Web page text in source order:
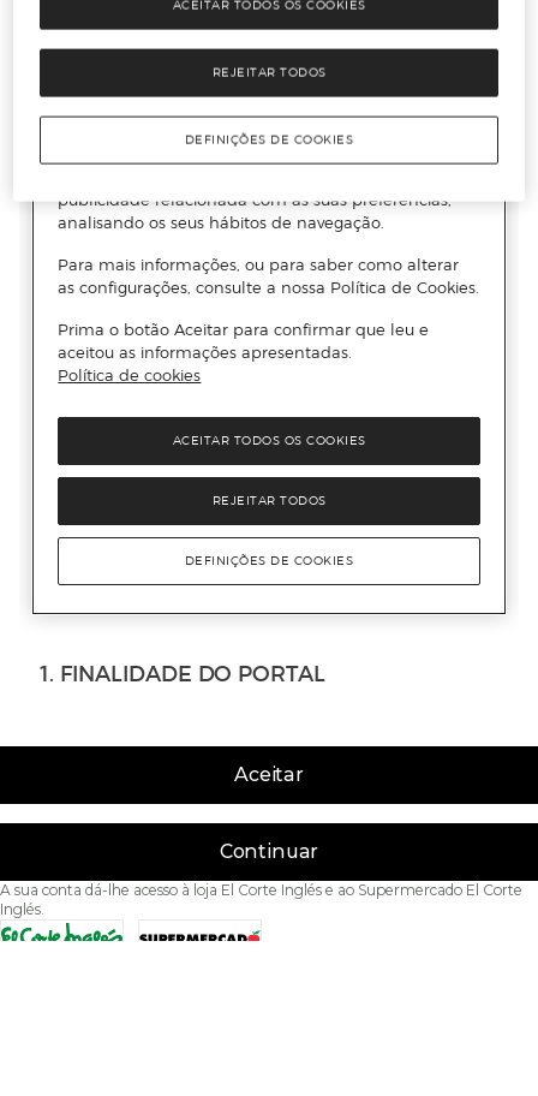
Aceitar
Continuar
A sua conta dá-lhe acesso à loja El Corte Inglés e ao Supermercado El Corte
Inglés.
REJEITAR TODOS
ACEITAR TODOS OS COOKIES
DEFINIÇÕES DE COOKIES